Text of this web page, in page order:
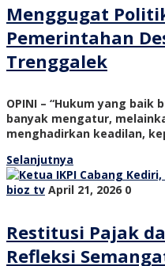
Menggugat
Pemerintahan
Trenggalek
OPINI – “Hukum yang
banyak mengatur,
menghadirkan keadilan,
Selanjutnya
bioz tv April 21, 2026 0
Restitusi Pajak
Refleksi